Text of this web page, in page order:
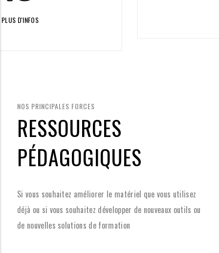
NOS PRINCIPALES FORCES
RESSOURCES
PÉDAGOGIQUES
Si vous souhaitez améliorer le matériel que vous utilisez
déjà ou si vous souhaitez développer de nouveaux outils ou
de nouvelles solutions de formation